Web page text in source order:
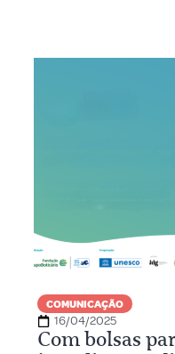
COMUNICAÇÃO
16/04/2025
Com bolsas